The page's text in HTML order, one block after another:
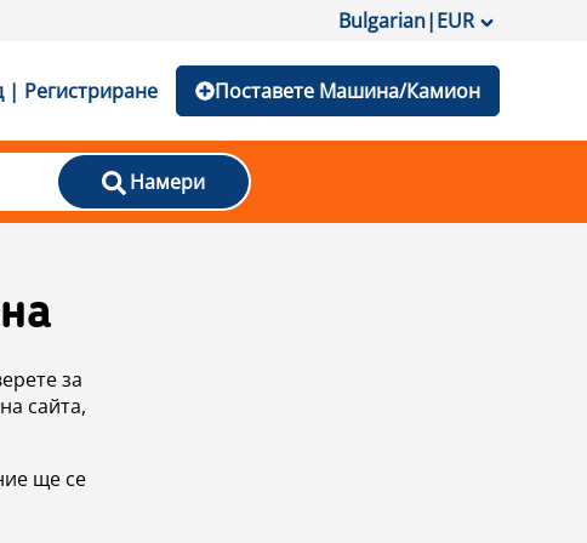
Bulgarian|EUR
| Регистриране Поставете Машина/Камион
Намери
за
сайта,
ще се